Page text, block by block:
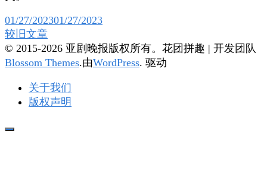
01/27/202301/27/2023
文
章
航
较旧文章
© 2015-2026 亚剧晚报版权所有。 花团拼趣 | 开发团队
Blossom Themes.由WordPress. 驱动
关于我们
版权声明